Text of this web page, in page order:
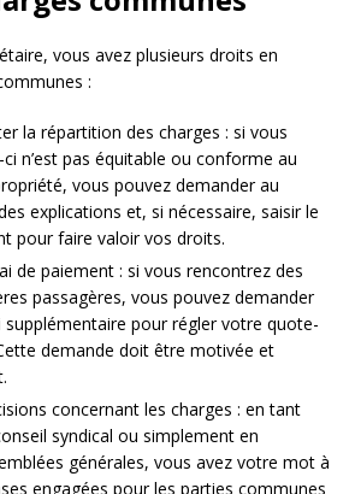
vous avez plusieurs droits en
:
la répartition des charges : si vous
n’est pas équitable ou conforme au
vous pouvez demander au
explications et, si nécessaire, saisir le
pour faire valoir vos droits.
de paiement : si vous rencontrez des
passagères, vous pouvez demander
supplémentaire pour régler votre quote-
demande doit être motivée et
concernant les charges : en tant
syndical ou simplement en
générales, vous avez votre mot à
engagées pour les parties communes